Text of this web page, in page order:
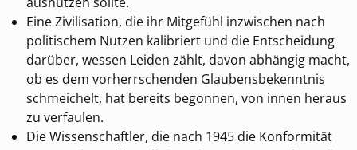
Eine Zivilisation, die ihr Mitgefühl inzwischen nach
politischem Nutzen kalibriert und die Entscheidung
darüber, wessen Leiden zählt, davon abhängig macht,
ob es dem vorherrschenden Glaubensbekenntnis
schmeichelt, hat bereits begonnen, von innen heraus
zu verfaulen.
Die Wissenschaftler, die nach 1945 die Konformität